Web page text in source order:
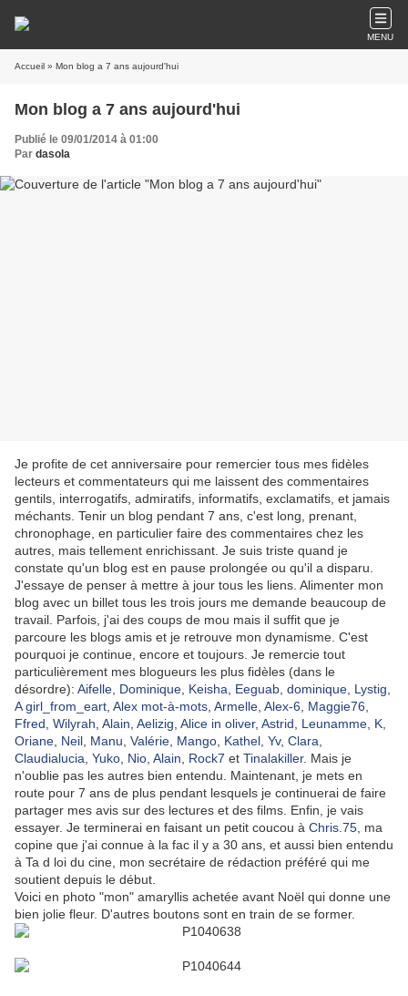
MENU
Accueil » Mon blog a 7 ans aujourd'hui
Mon blog a 7 ans aujourd'hui
Publié le 09/01/2014 à 01:00
Par dasola
Je profite de cet anniversaire pour remercier tous mes fidèles
lecteurs et commentateurs qui me laissent des commentaires
gentils, interrogatifs, admiratifs, informatifs, exclamatifs, et jamais
méchants. Tenir un blog pendant 7 ans, c'est long, prenant,
chronophage, en particulier faire des commentaires chez les
autres, mais tellement enrichissant. Je suis triste quand je
constate qu'un blog est en pause prolongée ou qu'il a disparu.
J'essaye de penser à mettre à jour tous les liens. Alimenter mon
blog avec un billet tous les trois jours me demande beaucoup de
travail. Parfois, j'ai des coups de mou mais il suffit que je
parcoure les blogs amis et je retrouve mon dynamisme. C'est
pourquoi je continue, encore et toujours. Je remercie tout
particulièrement mes blogueurs les plus fidèles (dans le
désordre): Aifelle Dominique Keisha Eeguab dominique Lystig
A girl_from_eart Alex mot-à-mots Armelle Alex-6 Maggie76
Ffred Wilyrah Alain Aelizig Alice in oliver, Astrid Leunamme K
Oriane Neil Manu Valérie Mango Kathel Yv, Clara
Claudialucia Yuko Nio Alain Rock7 et Tinalakiller. Mais je
n'oublie pas les autres bien entendu. Maintenant, je mets en
route pour 7 ans de plus pendant lesquels je continuerai de faire
partager mes avis sur des lectures et des films. Enfin, je vais
essayer. Je terminerai en faisant un petit coucou à Chris.75 , ma
copine que j'ai connue à la fac il y a 30 ans, et aussi bien entendu
à Ta d loi du cine, mon secrétaire de rédaction préféré qui me
soutient depuis le début.
Voici en photo "mon" amaryllis achetée avant Noël qui donne une
bien jolie fleur. D'autres boutons sont en train de se former.